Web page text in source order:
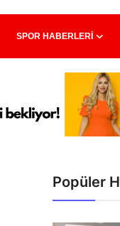
SPOR HABERLERI
Popüler